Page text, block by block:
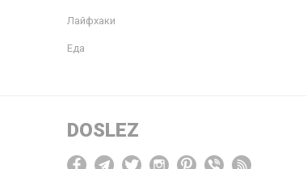
Лайфхаки
Еда
DOSLEZ